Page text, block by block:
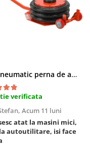
Cric pneumatic perna de aer cu inaltator 6T
verificata
Acum 11 luni
atat la masini mici,
autoutilitare, isi face